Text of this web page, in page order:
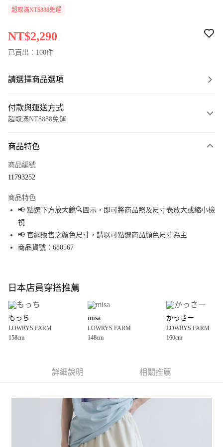
超取滿NT$888免運
NT$2,290
已賣出：100件
請選擇商品選項
付款與運送方式
超取滿NT$888免運
信用卡一次付款
Apple Pay
街口支付
悠遊付
全盈+PAY
大哥付你分期
【大哥付你分期使用說明】
1.本服務由台灣大哥大提供，台灣大哥大用戶可立即使用無須另外申請。
2.付款方式選擇「大哥付你分期」，訂單成立後會自動跳轉到大哥付的交易
3.實際核准額度、可分期數及費用金額請依後續交易確認頁面所載為準。
4.訂單成立30分鐘內，如未前往確認交易或遇審核未通過，訂單將自動取
1.分期款項不併入電信帳單，「大哥付你分期」於每月結算日後寄送繳費提
2.透過簡訊連結打開帳單後，可選擇「超商條碼／台灣大直營門市／銀行轉
帳／街口支付／iPASS MONEY」等通路繳費。
AFTEE先享後付
３．安心：先確認商品／服務後，再付款。
【「AFTEE先享後付」結帳流程】
１．於結帳方式選擇「AFTEE先享後付」後，將跳轉至「AFTEE先享後付」
結帳頁面，進行簡訊認證並確認金額後，即可完成結帳。
２．訂單成立數日內，您將收到繳費通知簡訊。
每筆NT$80，滿NT$888(含以上)免運費
每筆NT$80，滿NT$888(含以上)免運費
商品特色
商品編號
11793252
商品特色
📢 點選下方放大鏡🔍圖示，即可將商品照及尺寸表放大或縮小檢
視
📢 官網販售之顏色尺寸，請以可點選商品顏色尺寸為主
商品貨號：680567
日本店員穿搭推薦
もっち
LOWRYS FARM
158cm
misa
LOWRYS FARM
148cm
かっさー
LOWRYS FARM
160cm
詳細說明 相關推薦